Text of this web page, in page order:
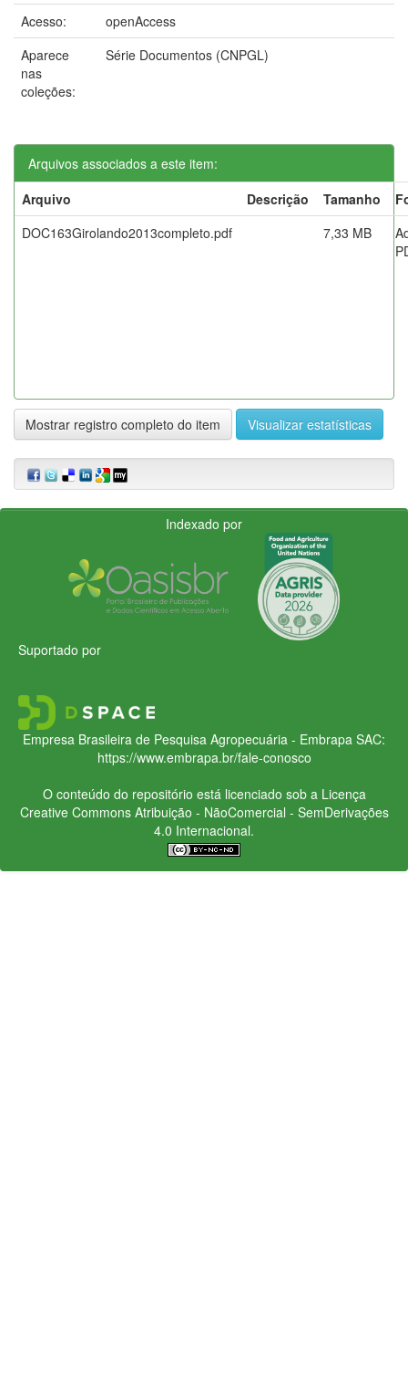
Acesso:
openAccess
Aparece
nas
coleções:
Série Documentos (CNPGL)
Arquivos associados a este item:
Arquivo
Descrição Tamanho
DOC163Girolando2013completo.pdf
7,33 MB
Mostrar registro completo do item Visualizar estatísticas
Indexado por
Suportado por
Empresa Brasileira de Pesquisa Agropecuária - Embrapa SAC:
https://www.embrapa.br/fale-conosco
O conteúdo do repositório está licenciado sob a Licença
Creative CommonsAtribuição - NãoComercial - SemDerivações
4.0 Internacional.